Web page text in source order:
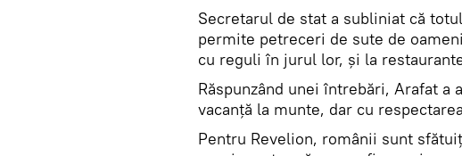
Secretarul de stat a subliniat că
permite petreceri de sute de
cu reguli în jurul lor, și la
Răspunzând unei întrebări, Arafat a
vacanță la munte, dar cu
Pentru Revelion, românii sunt